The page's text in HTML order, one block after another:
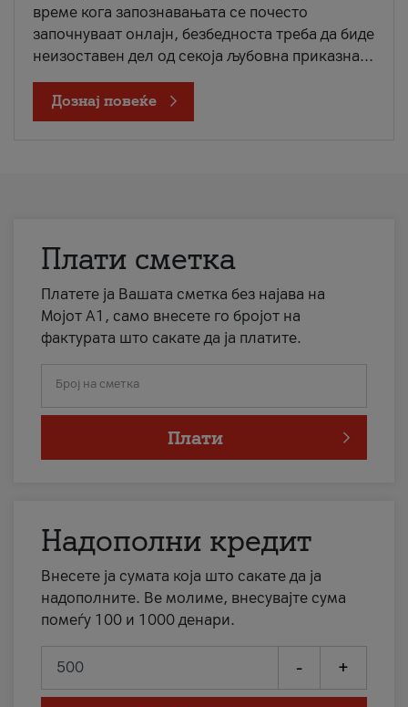
време кога запознавањата се почесто
започнуваат онлајн, безбедноста треба да биде
неизоставен дел од секоја љубовна приказна...
Дознај повеќе
Плати сметка
Платете ја Вашата сметка без најава на
Мојот А1, само внесете го бројот на
фактурата што сакате да ја платите.
Број на сметка
Плати
Надополни кредит
Внесете ја сумата која што сакате да ја
надополните. Ве молиме, внесувајте сума
помеѓу 100 и 1000 денари.
- +